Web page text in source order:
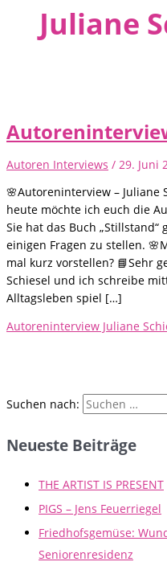
Juliane
Autoren Interviews / 29. Juni
🌸Autoreninterview – Juliane
heute möchte ich euch die
Sie hat das Buch
einigen Fragen zu stellen.
mal kurz vorstellen? 📘Sehr
Schiesel und ich schreibe
Alltagsleben spiel […]
Autoreninterview Juliane
Suchen nach:
Neueste Beiträge
THE ARTIST IS PRESENT
PIGS – Jens Feuerriegel
Friedhofsgemüse:
Seniorenresidenz